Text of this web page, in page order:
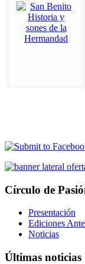
Círculo de
Presentación
Ediciones
Noticias
Últimas noticias